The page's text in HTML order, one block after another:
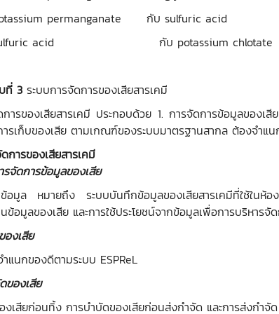
permanganate กับ sulfuric acid
acid กับ potassium chlotate
ที่ 3 ระบบการจัดการของเสียสารเคมี
การของเสียสารเคมี ประกอบด้วย 1. การจัดการข้อมูลของ
รเก็บของเสีย ตามเกณฑ์ของระบบมาตรฐานสากล ต้องจำแน
การของเสียสารเคมี
รจัดการข้อมูลของเสีย
อมูล หมายถึง ระบบบันทึกข้อมูลของเสียสารเคมีที่ใช้ในห้อ
ข้อมูลของเสีย และการใช้ประโยชน์จากข้อมูลเพื่อการบริหารจั
องเสีย
แนกของดีตามระบบ ESPReL
ของเสีย
งเสียก่อนทิ้ง การบำบัดของเสียก่อนส่งกำจัด และการส่งกำจัด